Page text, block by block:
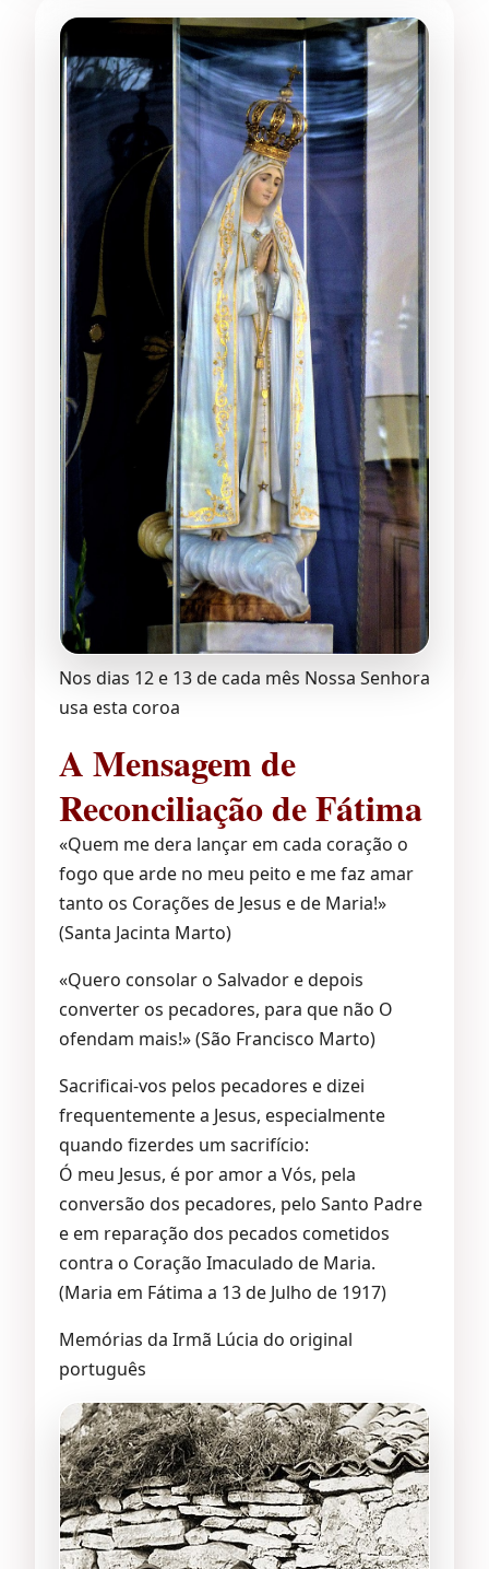
Nos dias 12 e 13 de cada mês Nossa Senhora
usa esta coroa
A Mensagem de
Reconciliação de Fátima
«Quem me dera lançar em cada coração o
fogo que arde no meu peito e me faz amar
tanto os Corações de Jesus e de Maria!»
(Santa Jacinta Marto)
«Quero consolar o Salvador e depois
converter os pecadores, para que não O
ofendam mais!» (São Francisco Marto)
Sacrificai-vos pelos pecadores e dizei
frequentemente a Jesus, especialmente
quando fizerdes um sacrifício:
Ó meu Jesus, é por amor a Vós, pela
conversão dos pecadores, pelo Santo Padre
e em reparação dos pecados cometidos
contra o Coração Imaculado de Maria.
(Maria em Fátima a 13 de Julho de 1917)
Memórias da Irmã Lúcia do original
português